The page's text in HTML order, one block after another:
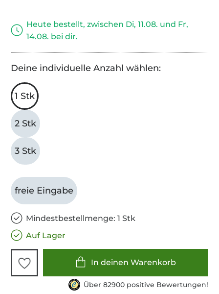
Heute bestellt, zwischen Di, 11.08. und Fr,
14.08. bei dir.
Deine individuelle Anzahl wählen:
1 Stk
2 Stk
3 Stk
freie Eingabe
Mindestbestellmenge: 1 Stk
Auf Lager
In deinen Warenkorb
Über 82900 positive Bewertungen!